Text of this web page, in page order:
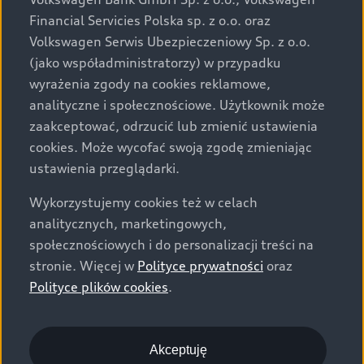
za dopłatą. Wiążące ustalenie ceny, wyposażenia i
specyfikacji pojazdu następują w umowie sprzedaży, a
określenie parametrów technicznych zawiera
świadectwo homologacji typu pojazdu. Zastrzegamy
sobie prawo do zmian i pomyłek. Wszelkie informacje
prezentowane na stronie są aktualne na dzień ich
zamieszczania. W celu uzyskania najnowszych
informacji prosimy kontaktować się z Partnerem Marki
Audi.
Wszystkie produkowane obecnie samochody marki Audi
są wykonywane z materiałów spełniających pod
względem możliwości odzysku i recyklingu wymagania
określone w normie ISO 22628 i są zgodne z
europejskimi świadectwami homologacji wydanymi wg
o.o. podlega obowiązkowi zapewnienia wszystkim
użytkownikom samochodów marki Volkswagen sieci
Financial Servicies Polska sp. z o.o. oraz
Volkswagen Serwis Ubezpieczeniowy Sp. z o.o.
(jako współadministratorzy) w przypadku
wyrażenia zgody na cookies reklamowe,
analityczne i społecznościowe. Użytkownik może
zaakceptować, odrzucić lub zmienić ustawienia
cookies. Może wycofać swoją zgodę zmieniając
ustawienia przeglądarki.
Wykorzystujemy cookies też w celach
analitycznych, marketingowych,
społecznościowych i do personalizacji treści na
stronie. Więcej w Polityce prywatności oraz
Polityce plików cookies.
Akceptuję